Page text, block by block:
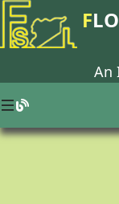
F
An